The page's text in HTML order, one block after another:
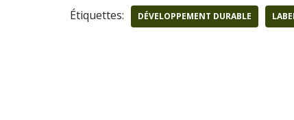
Étiquettes: DÉVELOPPEMENT DURABLE